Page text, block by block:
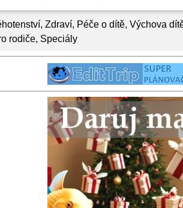
, Zdraví, Péče o dítě, Výchova
rodiče, Speciály